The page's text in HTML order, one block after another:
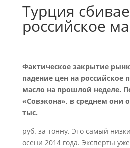
Турция
российское
Фактическое закрытие
падение цен на российское
масло на прошлой неделе.
«Совэкона», в среднем они
тыс.
руб. за тонну. Это самый
осени 2014 года. Эксперты